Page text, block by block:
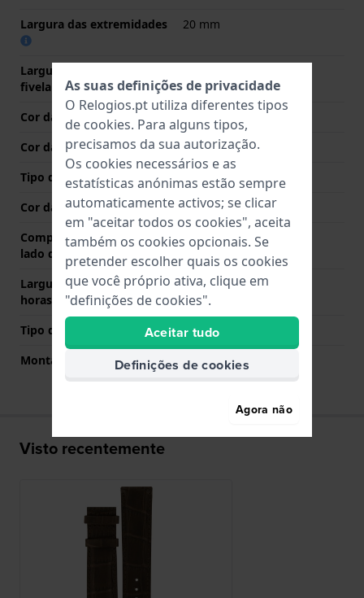
Largura das extremidades
20 mm
Largura da bracelete na
fivela
Cor da bracelete
Castanho
Cor das costuras
Castanho
Tipo de Fecho
Nenhum
Cor da fivela
N/A
Comprimento de banda no
lado das 12 horas
75 mm
Largura de banda lado 6
horas (mm)
113 mm
Tipo de montagem
Pinos de pressão
Montagem Reta
Sim
Visto recentemente
As suas definições de privacidade
O Relogios.pt utiliza diferentes tipos
de cookies. Para alguns tipos,
precisamos da sua autorização.
Os cookies necessários e as
estatísticas anónimas estão sempre
automaticamente activos; se clicar
em "aceitar todos os cookies", aceita
também os cookies opcionais. Se
pretender escolher quais os cookies
que você próprio ativa, clique em
"definições de cookies".
Aceitar tudo
Definições de cookies
Agora não